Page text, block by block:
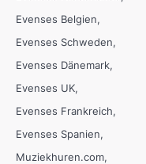
Evenses Belgien
Evenses Schweden
Evenses Dänemark
Evenses UK
Evenses Frankreich
Evenses Spanien
Muziekhuren.com